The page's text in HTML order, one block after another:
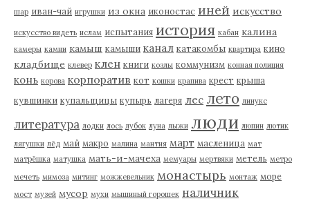
шар иван-чай игрушки из окна иконостас иней искусство
искусство видеть ислам испытания история кабан калина
камеры камни камыш камыши канал катакомбы квартира кино
кладбище клевер клен книги козлы коммунизм конная полиция
конь корова корпоратив кот кошки крапива крест крыша
кувшинки купальщицы купырь лагеря лес лето линукс
литература лодки лось лубок луна лыжи люди люпин лютик
лягушки лёд май макро малина мантия март масленица мат
матрёшка матушка мать-и-мачеха мемуары мертвяки метель метро
мечеть мимоза митинг можжевельник монастырь монтаж море
мост музей мусор мухи мышиный горошек наличник